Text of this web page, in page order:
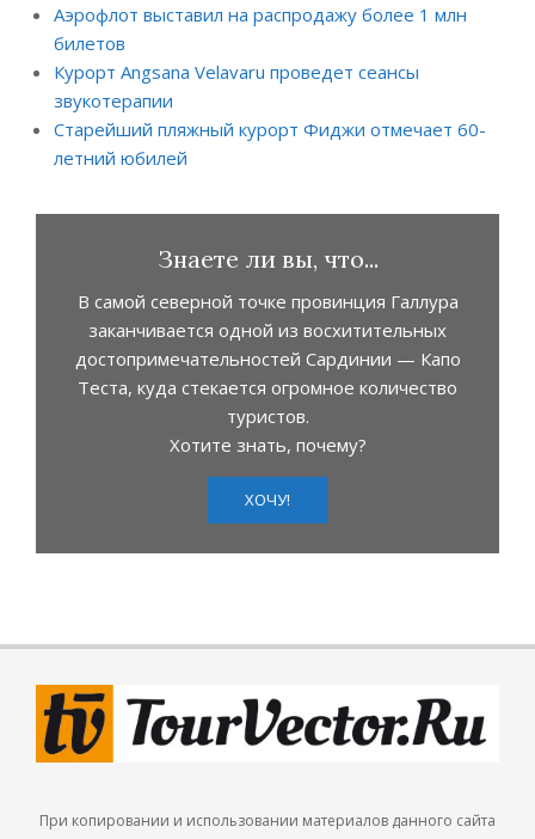
Аэрофлот выставил на распродажу более 1 млн
билетов
Курорт Angsana Velavaru проведет сеансы
звукотерапии
Старейший пляжный курорт Фиджи отмечает 60-
летний юбилей
Знаете ли вы, что...
В самой северной точке провинция Галлура
заканчивается одной из восхитительных
достопримечательностей Сардинии — Капо
Теста, куда стекается огромное количество
туристов.
Хотите знать, почему?
ХОЧУ!
При копировании и использовании материалов данного сайта